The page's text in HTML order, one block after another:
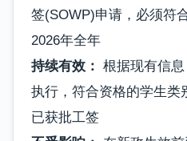
签(SOWP)申请，必须符
2026年全年
持续有效： 根据现有信
执行，符合资格的学生类
已获批工签